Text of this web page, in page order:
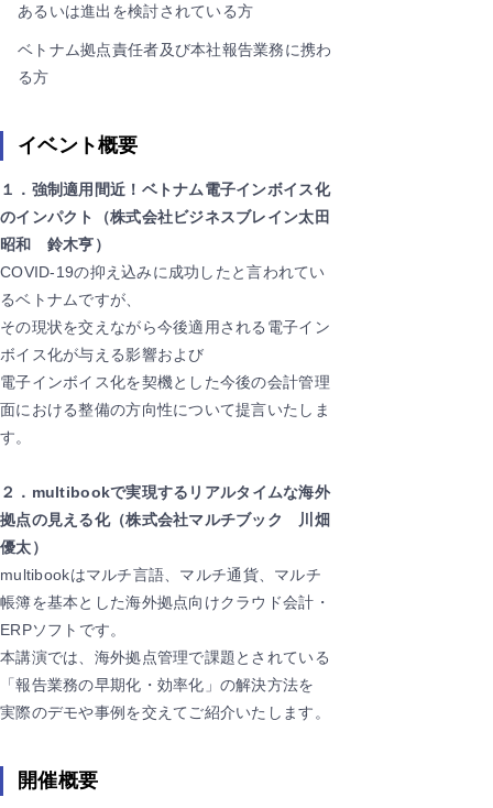
あるいは進出を検討されている方
ベトナム拠点責任者及び本社報告業務に携わ
る方
イベント概要
１．強制適用間近！ベトナム電子インボイス化
のインパクト（株式会社ビジネスブレイン太田
昭和 鈴木亨）
COVID-19の抑え込みに成功したと言われてい
るベトナムですが、
その現状を交えながら今後適用される電子イン
ボイス化が与える影響および
電子インボイス化を契機とした今後の会計管理
面における整備の方向性について提言いたしま
す。
２．multibookで実現するリアルタイムな海外
拠点の見える化（株式会社マルチブック 川畑
優太）
multibookはマルチ言語、マルチ通貨、マルチ
帳簿を基本とした海外拠点向けクラウド会計・
ERPソフトです。
本講演では、海外拠点管理で課題とされている
「報告業務の早期化・効率化」の解決方法を
実際のデモや事例を交えてご紹介いたします。
開催概要